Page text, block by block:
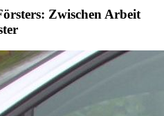
Zwischen Arbeit